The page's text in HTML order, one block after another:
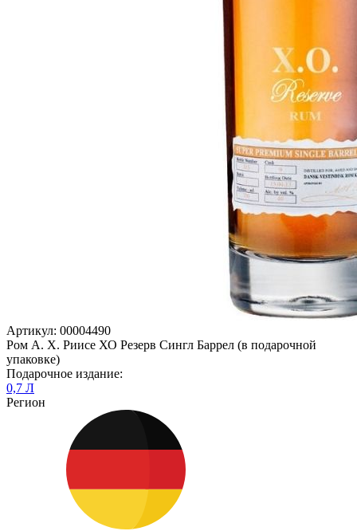
Артикул: 00004490
Ром А. Х. Риисе ХО Резерв Сингл Баррел (в подарочной
упаковке)
Подарочное издание:
0,7 Л
Регион